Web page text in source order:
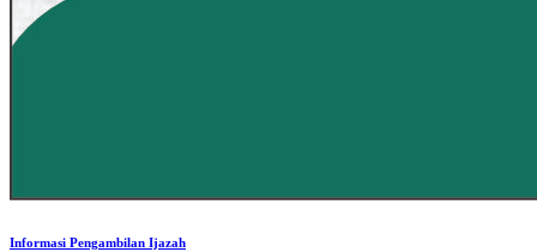
Informasi Pengambilan Ijazah